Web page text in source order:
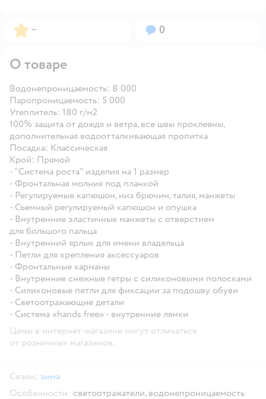
Рейтинг:
– Вопросов:
0
О товаре
Водонепроницаемость: 8 000
Паропроницаемость: 5 000
Утеплитель: 180 г/м2
100% защита от дождя и ветра, все швы проклеены,
дополнительная водоотталкивающая пропитка
Посадка: Классическая
Крой: Прямой
- "Система роста" изделия на 1 размер
- Фронтальная молния под планкой
- Регулируемые капюшон, низ брючин, талия, манжеты
- Съемный регулируемый капюшон и опушка
- Внутренние эластичные манжеты с отверстием
для большого пальца
- Внутренний ярлык для имени владельца
- Петли для крепления аксессуаров
- Фронтальные карманы
- Внутренние снежные гетры с силиконовыми полосками
- Силиконовые петли для фиксации за подошву обуви
- Светоотражающие детали
- Система «hands free» - внутренние лямки
Цены в интернет-магазине могут отличаться
от розничных магазинов.
Сезон: зима
Особенности: светоотражатели, водонепроницаемость